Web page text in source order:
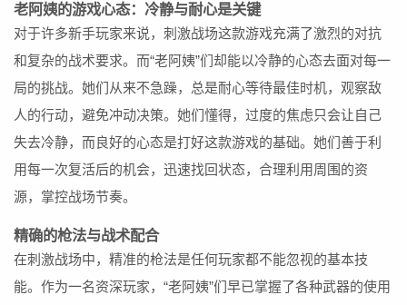
老阿姨的游戏心态：冷静与耐心是关键
对于许多新手玩家来说，刺激战场这款游戏充满了激烈的对抗
和复杂的战术要求。而“老阿姨”们却能以冷静的心态去面对每一
局的挑战。她们从来不急躁，总是耐心等待最佳时机，观察敌
人的行动，避免冲动决策。她们懂得，过度的焦虑只会让自己
失去冷静，而良好的心态是打好这款游戏的基础。她们善于利
用每一次复活后的机会，迅速找回状态，合理利用周围的资
源，掌控战场节奏。
精确的枪法与战术配合
在刺激战场中，精准的枪法是任何玩家都不能忽视的基本技
能。作为一名资深玩家，“老阿姨”们早已掌握了各种武器的使用